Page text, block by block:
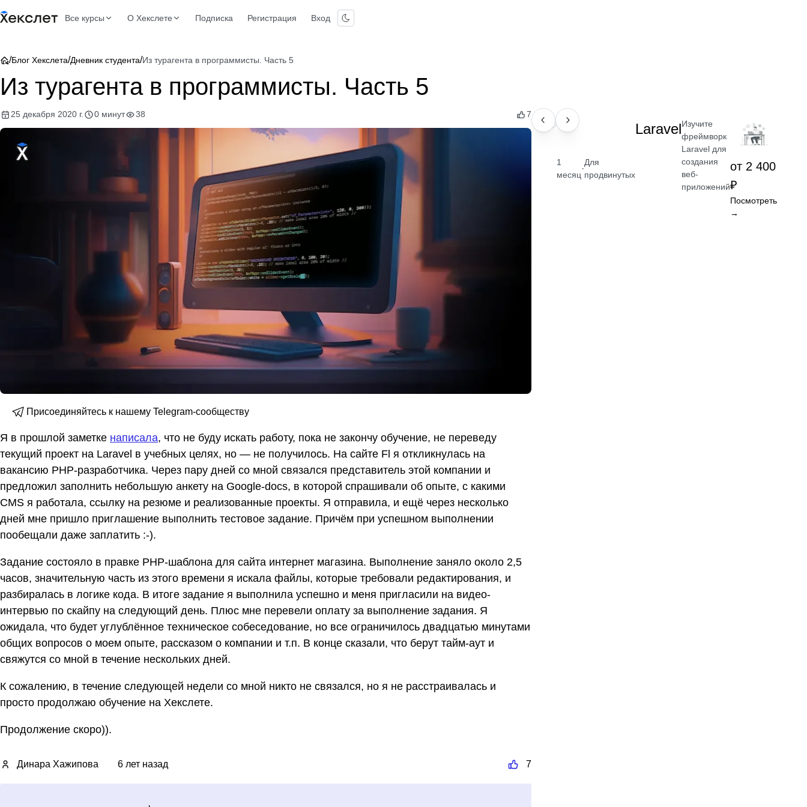
Все курсы О Хекслете Подписка Регистрация Вход
/Блог Хекслета/Дневник студента/Из турагента в программисты. Часть 5
Из турагента в программисты. Часть 5
25 декабря 2020 г. 0 минут 38 7
Присоединяйтесь к нашему Telegram-сообществу
Я в прошлой заметке написала, что не буду искать работу, пока не закончу обучение, не переведу
текущий проект на Laravel в учебных целях, но — не получилось. На сайте Fl я откликнулась на
вакансию PHP-разработчика. Через пару дней со мной связался представитель этой компании и
предложил заполнить небольшую анкету на Google-docs, в которой спрашивали об опыте, с какими
CMS я работала, ссылку на резюме и реализованные проекты. Я отправила, и ещё через несколько
дней мне пришло приглашение выполнить тестовое задание. Причём при успешном выполнении
пообещали даже заплатить :-).
Задание состояло в правке PHP-шаблона для сайта интернет магазина. Выполнение заняло около 2,5
часов, значительную часть из этого времени я искала файлы, которые требовали редактирования, и
разбиралась в логике кода. В итоге задание я выполнила успешно и меня пригласили на видео-
интервью по скайпу на следующий день. Плюс мне перевели оплату за выполнение задания. Я
ожидала, что будет углублённое техническое собеседование, но все ограничилось двадцатью минутами
общих вопросов о моем опыте, рассказом о компании и т.п. В конце сказали, что берут тайм-аут и
свяжутся со мной в течение нескольких дней.
К сожалению, в течение следующей недели со мной никто не связался, но я не расстраивалась и
просто продолжаю обучение на Хекслете.
Продолжение скоро)).
Динара Хажипова 6 лет назад 7
НАВЫК
1
месяц
·
Для
продвинутых
LaravelИзучите
фреймворк
Laravel для
создания
веб-
приложений
от 2 400
₽
Посмотреть
→